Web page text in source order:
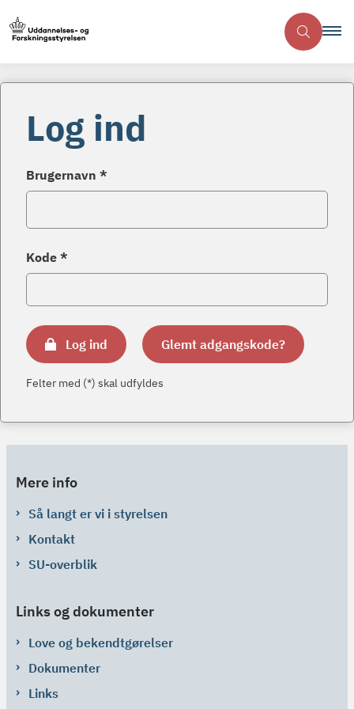
Log ind
Brugernavn *
Kode *
Log ind Glemt adgangskode?
Felter med (*) skal udfyldes
Mere info
Så langt er vi i styrelsen
Kontakt
SU-overblik
Links og dokumenter
Love og bekendtgørelser
Dokumenter
Links